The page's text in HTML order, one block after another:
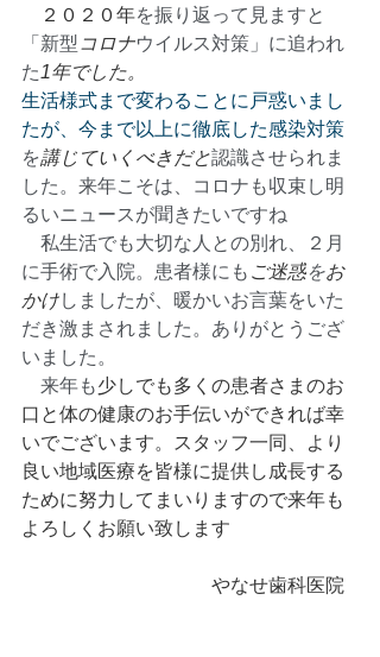
２０２０年を振り返って見ますと
「新型 コロナウイルス対策」に追われ
た1年でした。
生活様式まで変わることに戸惑いまし
たが、今まで以上に徹底した感染対策
を講じていくべきだと認識させられま
した。来年こそは、コロナも収束し明
るいニュースが聞きたいですね
私生活でも大切な人との別れ、２月
に手術で入院。患者様にも ご迷惑をお
かけしましたが、暖かいお言葉をいた
だき激まされました。ありがとうござ
いました。
来年も少しでも多くの患者さまのお
口と体の健康のお手伝いができれば幸
いでございます。
スタッフ一同、より
良い地域医療を皆様に提供し成長する
ために努力してまいりますので来年も
よろしくお願い致します
やなせ歯科医院